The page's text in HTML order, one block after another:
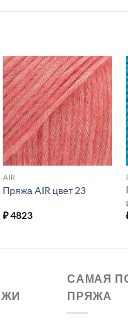
Добавить в
избранное.
AIR
Пряжа AIR цвет 23
₽4823
САМАЯ
ПРЯЖА